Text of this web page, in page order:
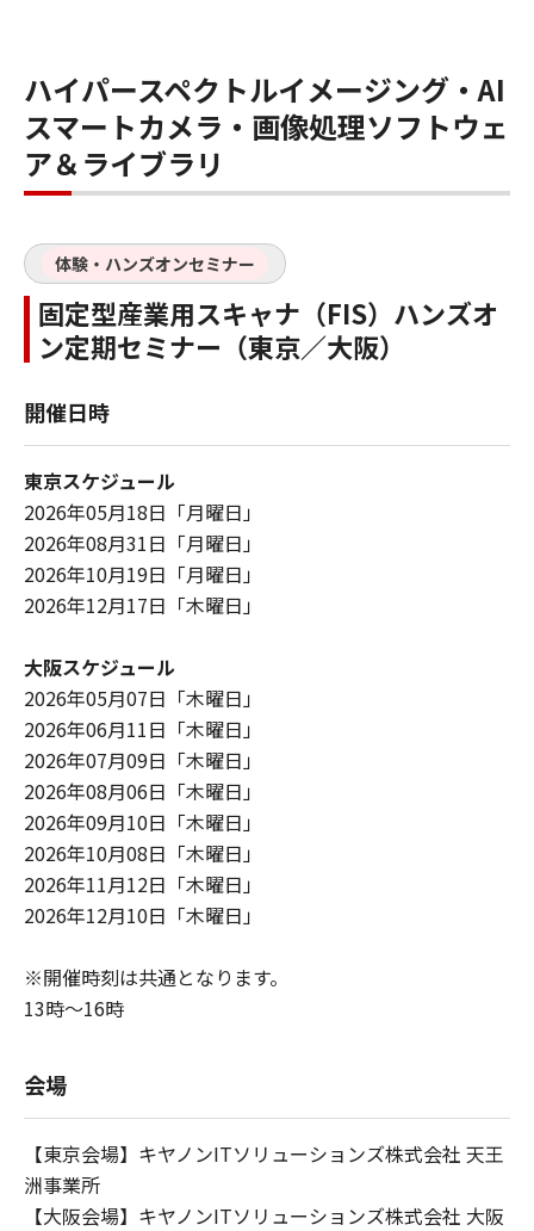
ハイパースペクトルイメージング・AI
スマートカメラ・画像処理ソフトウェ
ア＆ライブラリ
体験・ハンズオンセミナー
固定型産業用スキャナ（FIS）ハンズオ
ン定期セミナー（東京／大阪）
開催日時
東京スケジュール
2026年05月18日「月曜日」
2026年08月31日「月曜日」
2026年10月19日「月曜日」
2026年12月17日「木曜日」
大阪スケジュール
2026年05月07日「木曜日」
2026年06月11日「木曜日」
2026年07月09日「木曜日」
2026年08月06日「木曜日」
2026年09月10日「木曜日」
2026年10月08日「木曜日」
2026年11月12日「木曜日」
2026年12月10日「木曜日」
※開催時刻は共通となります。
13時～16時
会場
【東京会場】キヤノンITソリューションズ株式会社 天王
洲事業所
【大阪会場】キヤノンITソリューションズ株式会社 大阪